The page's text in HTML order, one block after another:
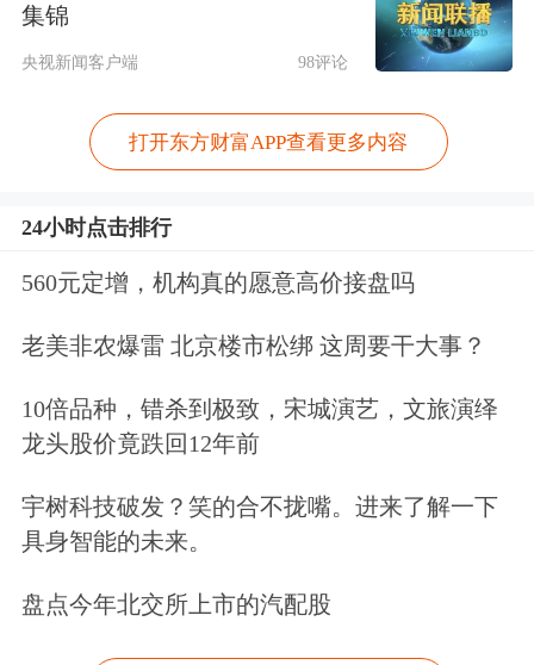
此外，现货黄金价格在周五首次突破每
盎司2700美元，再次刷新历史高点。
集锦
央视新闻客户端 98评论
打开东方财富APP查看更多内容
24小时点击排行
560元定增，机构真的愿意高价接盘吗
老美非农爆雷 北京楼市松绑 这周要干大事？
10倍品种，错杀到极致，宋城演艺，文旅演绎
龙头股价竟跌回12年前
宇树科技破发？笑的合不拢嘴。进来了解一下
具身智能的未来。
盘点今年北交所上市的汽配股